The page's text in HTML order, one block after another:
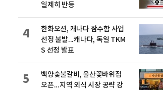
일제히 반등
한화오션, 캐나다 잠수함 사업
선정 불발...캐나다, 독일 TKM
S 선정 발표
4
백양숯불갈비, 울산꽃바위점
오픈...지역 외식 시장 공략 강
5